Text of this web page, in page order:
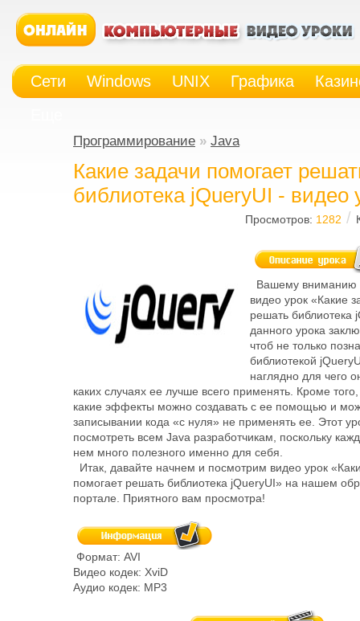
Сети Windows UNIX Графика
Программирование » Java
Какие задачи помогает
библиотека jQueryUI - видео
Просмотров: 1282 /
Вашему вниманию
видео урок «Какие
решать библиотека
данного урока
чтоб не только
библиотекой
наглядно для чего
каких случаях ее лучше всего применять. Кроме
какие эффекты можно создавать с ее помощью и
записывании кода «с нуля» не применять ее. Этот
посмотреть всем Java разработчикам, поскольку
нем много полезного именно для себя.
Итак, давайте начнем и посмотрим видео урок
помогает решать библиотека jQueryUI» на нашем
портале. Приятного вам просмотра!
Формат: AVI
Видео кодек: XviD
Аудио кодек: MP3